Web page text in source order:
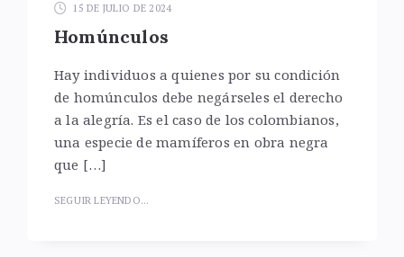
15 DE JULIO DE 2024
Homúnculos
Hay individuos a quienes por su condición
de homúnculos debe negárseles el derecho
a la alegría. Es el caso de los colombianos,
una especie de mamíferos en obra negra
que […]
SEGUIR LEYENDO...